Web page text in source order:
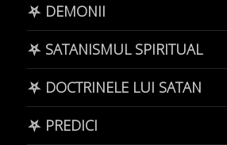
⛧ DEMONII
⛧ SATANISMUL SPIRITUAL
⛧ DOCTRINELE LUI SATAN
⛧ PREDICI